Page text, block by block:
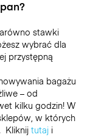
?
stawki
wybrać dla
przystępną
bagażu
– od
kilku godzin! W
w których
Kliknij tutaji